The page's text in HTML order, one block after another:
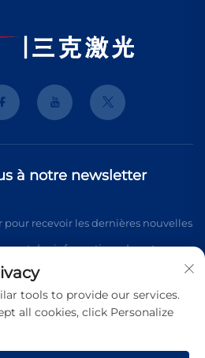
à notre newsletter
recevoir les dernières nouvelles
et des informations de notre
tools to provide our services.
all cookies, click Personalize